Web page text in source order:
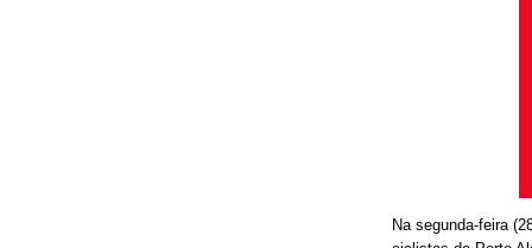
Na segunda-feira